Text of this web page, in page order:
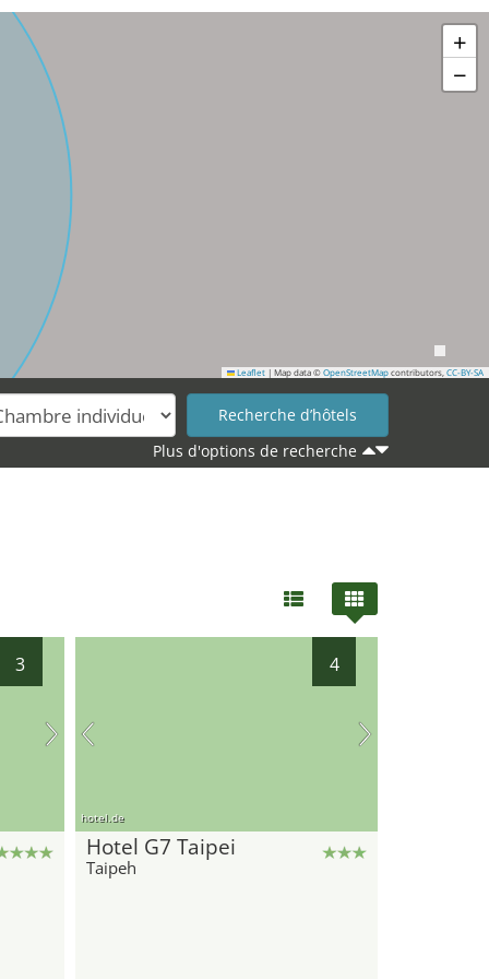
+
−
Leaflet | Map data © OpenStreetMap contributors, CC-BY-SA
Plus d'options de recherche
3 4
hotel.de
Hotel G7 Taipei
Taipeh